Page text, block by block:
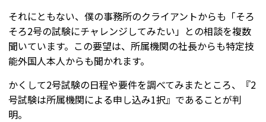
それにともない、僕の事務所のクライアントからも「そろ
そろ2号の試験にチャレンジしてみたい」との相談を複数
聞いています。この要望は、所属機関の社長からも特定技
能外国人本人からも聞かれます。
かくして2号試験の日程や要件を調べてみまたところ、『2
号試験は所属機関による申し込み1択』であることが判
明。